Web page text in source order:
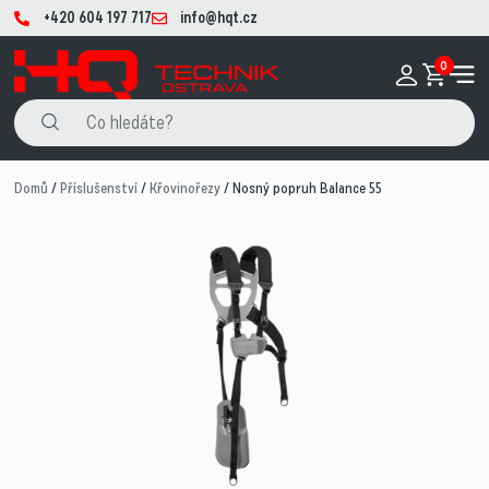
+420 604 197 717 info@hqt.cz
0
Domů /Příslušenství/Křovinořezy/ Nosný popruh Balance 55